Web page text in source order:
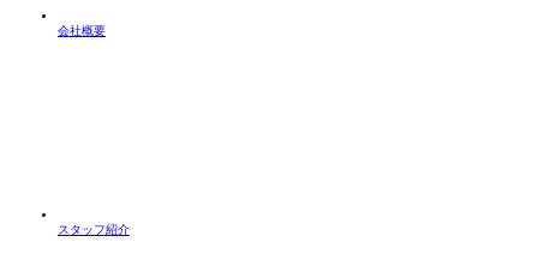
会社概要
スタッフ紹介